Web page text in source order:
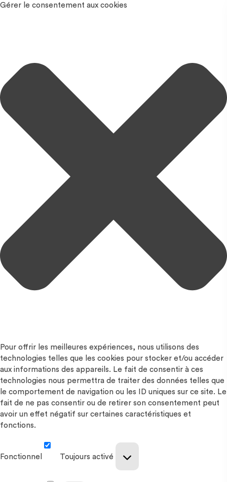
Gérer le consentement aux cookies
Pour offrir les meilleures expériences, nous utilisons des
technologies telles que les cookies pour stocker et/ou accéder
aux informations des appareils. Le fait de consentir à ces
technologies nous permettra de traiter des données telles que
le comportement de navigation ou les ID uniques sur ce site. Le
fait de ne pas consentir ou de retirer son consentement peut
avoir un effet négatif sur certaines caractéristiques et
fonctions.
Fonctionnel Toujours activé